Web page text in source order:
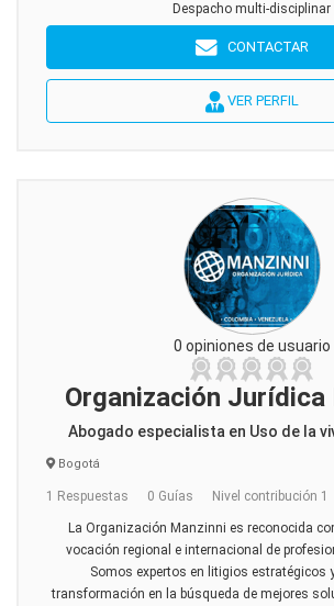
Despacho multi-disciplinar
CONTACTAR
VER PERFIL
0 opiniones de usuario
Organización Jurídica
Abogado especialista en Uso de la
Bogotá
1 Respuestas 0 Guías Nivel contribución 1
La Organización Manzinni es reconocida
vocación regional e internacional de
Somos expertos en litigios estratégicos
transformación en la búsqueda de mejores